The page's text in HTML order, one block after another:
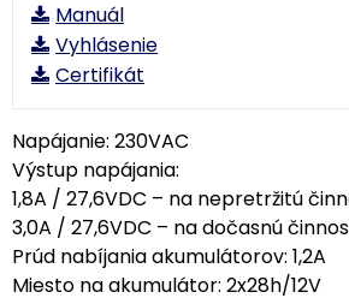
Manuál
Vyhlásenie
Certifikát
Napájanie: 230VAC
Výstup napájania:
1,8A / 27,6VDC – na nepretržitú
3,0A / 27,6VDC – na dočasnú
Prúd nabíjania akumulátorov: 1,2A
Miesto na akumulátor: 2x28h/12V